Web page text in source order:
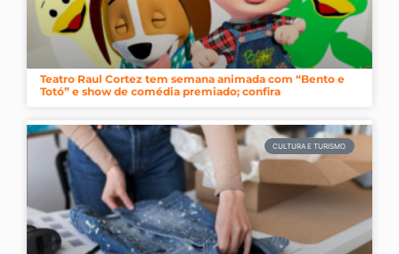
Teatro Raul Cortez tem semana animada com “Bento e
Totó” e show de comédia premiado; confira
CULTURA E TURISMO